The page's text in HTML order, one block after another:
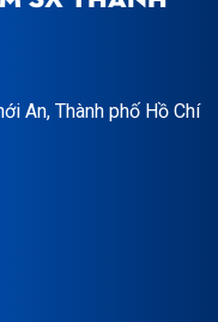
An, Thành phố Hồ Chí